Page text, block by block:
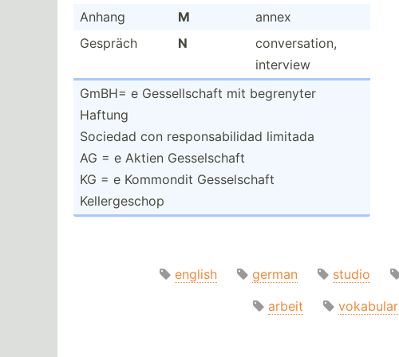
Anhang
M
annex
Gespräch
N
conver­sation,
interview
GmBH= e Gessel­lschaft mit begrenyter
Haftung
Sociedad con respon­sab­ilidad limitada
AG = e Aktien Gessel­schaft
KG = e Kommondit Gessel­schaft
Keller­geschop
english german studio
arbeit
vokabular